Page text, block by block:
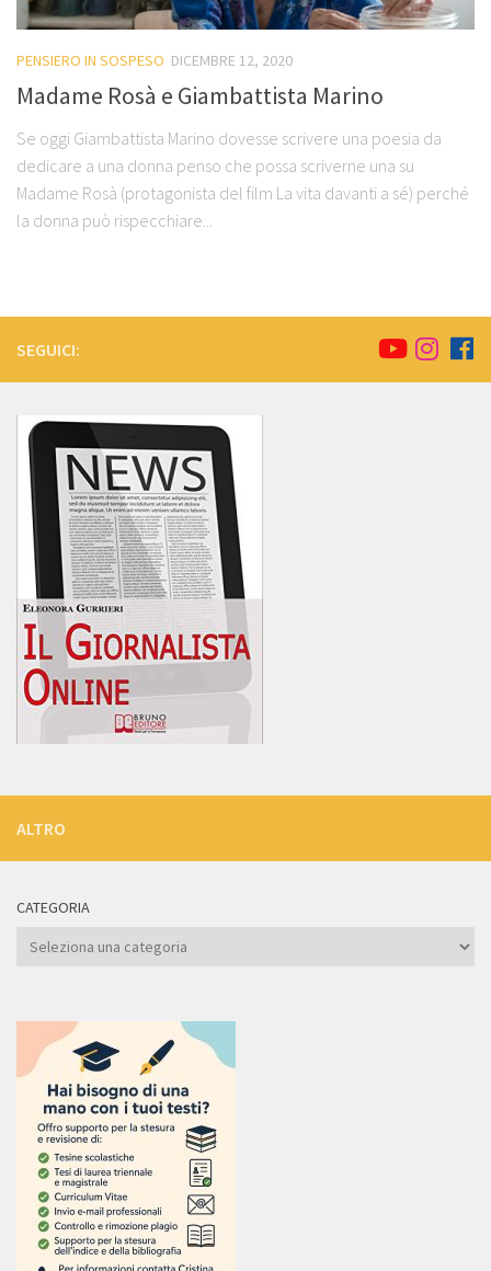
PENSIERO IN SOSPESO DICEMBRE 12, 2020
Madame Rosà e Giambattista Marino
Se oggi Giambattista Marino dovesse scrivere una poesia da
dedicare a una donna penso che possa scriverne una su
Madame Rosà (protagonista del film La vita davanti a sé) perché
la donna può rispecchiare...
SEGUICI:
ALTRO
CATEGORIA
Categoria